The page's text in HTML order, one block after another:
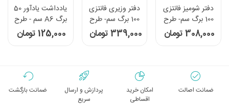
دفتر شومیز فانتزی
100 برگ سم- طرح
ماه و کاکتوس
308,000 تومان
دفتر وزیری فانتزی
100 برگ سم- طرح
Nimona
339,000 تومان
یادداشت یادآور 50
برگ A6 سم - طرح
فضانورد
125,000 تومان
ضمانت اصالت
امکان خرید
اقساطی
پردازش و ارسال
سریع
ضمانت بازگشت